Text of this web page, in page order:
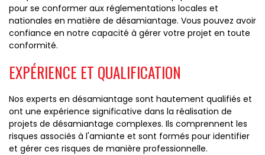
pour se conformer aux réglementations locales et
nationales en matière de désamiantage. Vous pouvez avoir
confiance en notre capacité à gérer votre projet en toute
conformité.
EXPÉRIENCE ET QUALIFICATION
Nos experts en désamiantage sont hautement qualifiés et
ont une expérience significative dans la réalisation de
projets de désamiantage complexes. Ils comprennent les
risques associés à l'amiante et sont formés pour identifier
et gérer ces risques de manière professionnelle.